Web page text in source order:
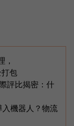
，
包
評比揭密：什
機器人？物流